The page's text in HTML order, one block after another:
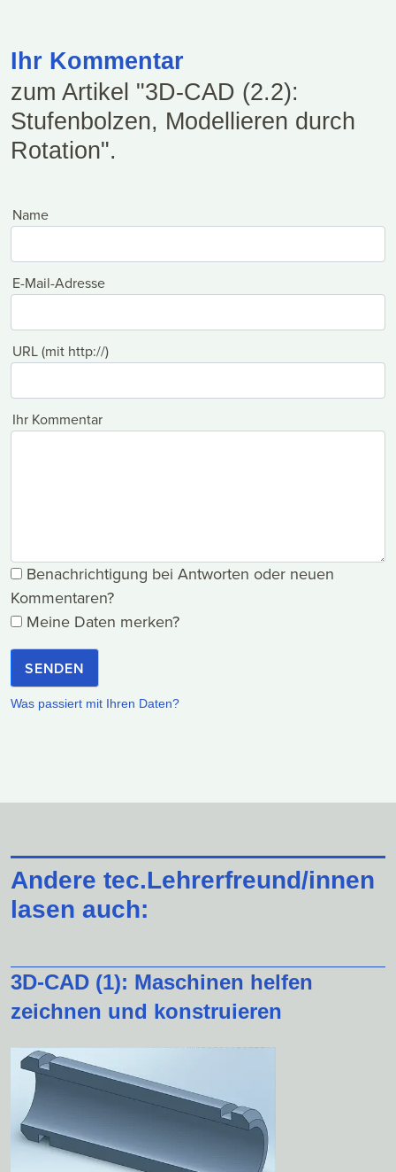
Ihr Kommentar
zum Artikel "3D-CAD (2.2):
Stufenbolzen, Modellieren durch
Rotation".
Name
E-Mail-Adresse
URL (mit http://)
Ihr Kommentar
Benachrichtigung bei Antworten oder neuen
Kommentaren?
Meine Daten merken?
SENDEN
Was passiert mit Ihren Daten?
Andere tec.Lehrerfreund/innen
lasen auch:
3D-CAD (1): Maschinen helfen
zeichnen und konstruieren